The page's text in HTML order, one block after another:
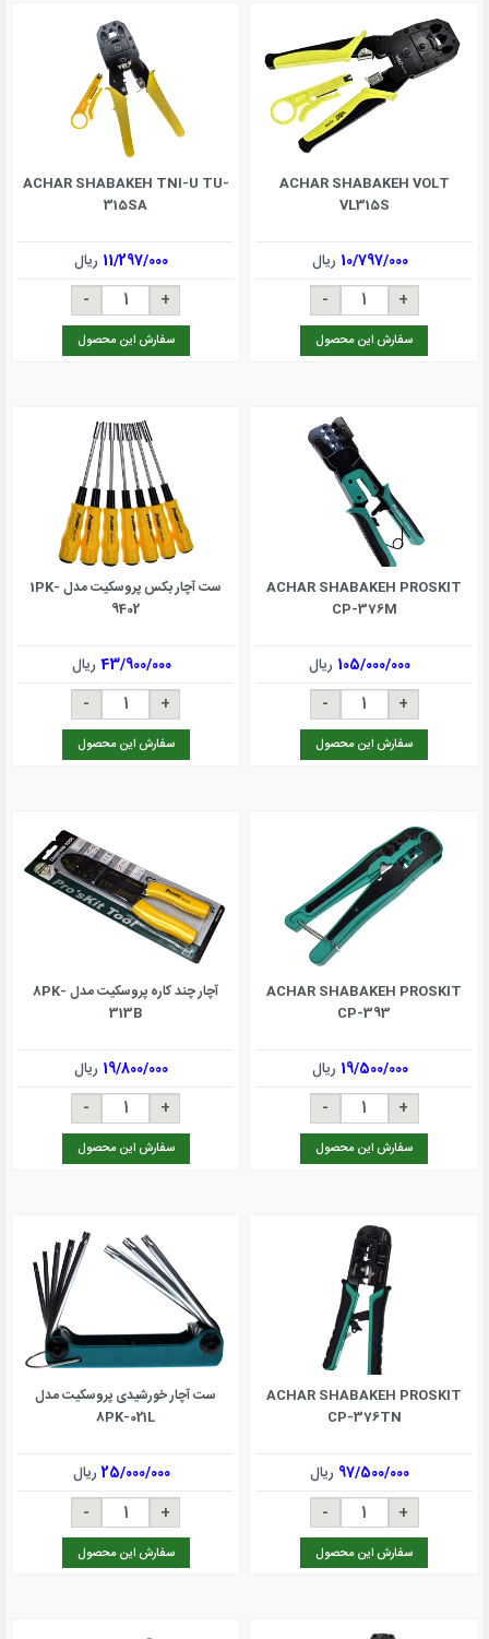
ACHAR SHABAKEH VOLT
VL315S
10/797/000 ریال
سفارش این محصول
ACHAR SHABAKEH TNI-U TU-
315SA
11/297/000 ریال
سفارش این محصول
ACHAR SHABAKEH PROSKIT
CP-376M
105/000/000 ریال
سفارش این محصول
ست آچار بکس پروسکیت مدل 1PK-
9402
43/900/000 ریال
سفارش این محصول
ACHAR SHABAKEH PROSKIT
CP-393
19/500/000 ریال
سفارش این محصول
آچار چند کاره پروسکیت مدل 8PK-
313B
19/800/000 ریال
سفارش این محصول
ACHAR SHABAKEH PROSKIT
CP-376TN
97/500/000 ریال
سفارش این محصول
ست آچار خورشیدی پروسکیت مدل
8PK-021L
25/000/000ریال
سفارش این محصول